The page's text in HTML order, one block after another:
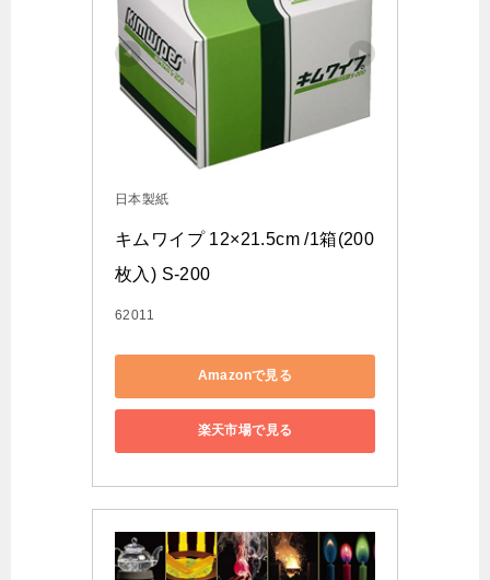
日本製紙
キムワイプ 12×21.5cm /1箱(200
枚入) S-200
62011
Amazonで見る
楽天市場で見る